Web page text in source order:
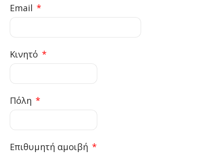
Email
Κινητό
Πόλη
Επιθυμητή αμοιβή